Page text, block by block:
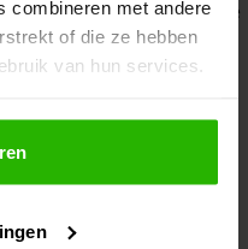
combineren met andere
of die ze hebben
van hun services.
je Voordeeluitjes.nl
media en
te plaatsen.
the browser console for more
.